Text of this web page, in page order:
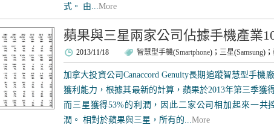
式。 由...More
蘋果與三星兩家公司佔據手機產業
2013/11/18 智慧型手機(Smartphone)； 三星(Samsung)；
加拿大投資公司Canaccord Genuity長期追蹤智慧型手機
獲利能力，根據其最新的計算，蘋果於2013年第三季獲
而三星獲得53%的利潤，因此二家公司相加起來一共
潤。 相對於蘋果與三星，所有的...More